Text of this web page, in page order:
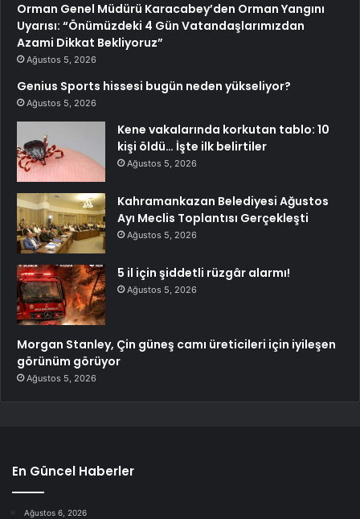
Orman Genel Müdürü Karacabey’den Orman Yangını
Uyarısı: “Önümüzdeki 4 Gün Vatandaşlarımızdan
Azami Dikkat Bekliyoruz”
Ağustos 5, 2026
Genius Sports hissesi bugün neden yükseliyor?
Ağustos 5, 2026
Kene vakalarında korkutan tablo: 10
kişi öldü… İşte ilk belirtiler
Ağustos 5, 2026
Kahramankazan Belediyesi Ağustos
Ayı Meclis Toplantısı Gerçekleşti
Ağustos 5, 2026
5 il için şiddetli rüzgâr alarmı!
Ağustos 5, 2026
Morgan Stanley, Çin güneş camı üreticileri için iyileşen
görünüm görüyor
Ağustos 5, 2026
En Güncel Haberler
Ağustos 6, 2026